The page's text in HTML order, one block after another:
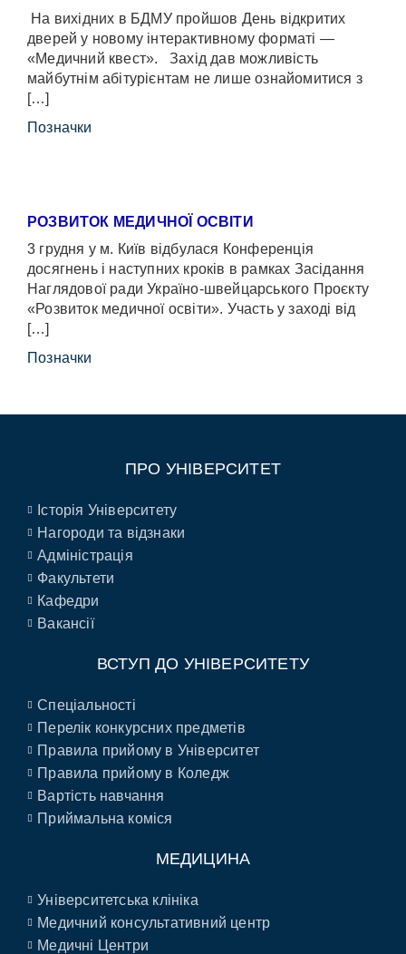
На вихідних в БДМУ пройшов День відкритих
дверей у новому інтерактивному форматі —
«Медичний квест». Захід дав можливість
майбутнім абітурієнтам не лише ознайомитися з
[…]
Позначки
РОЗВИТОК МЕДИЧНОЇ ОСВІТИ
3 грудня у м. Київ відбулася Конференція
досягнень і наступних кроків в рамках Засідання
Наглядової ради Україно-швейцарського Проєкту
«Розвиток медичної освіти». Участь у заході від
[…]
Позначки
ПРО УНІВЕРСИТЕТ
Історія Університету
Нагороди та відзнаки
Адміністрація
Факультети
Кафедри
Вакансії
ВСТУП ДО УНІВЕРСИТЕТУ
Спеціальності
Перелік конкурсних предметів
Правила прийому в Університет
Правила прийому в Коледж
Вартість навчання
Приймальна коміся
МЕДИЦИНА
Університетська клініка
Медичний консультативний центр
Медичні Центри